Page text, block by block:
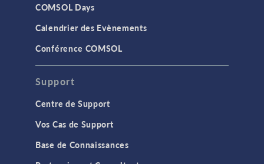
COMSOL Days
Calendrier des Evènements
Conférence COMSOL
Support
Centre de Support
Vos Cas de Support
Base de Connaissances